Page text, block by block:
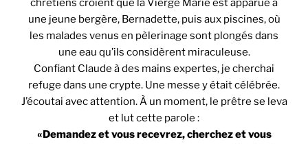
chrétiens croient que la Vierge Marie est apparue à
une jeune bergère, Bernadette, puis aux piscines, où
les malades venus en pèlerinage sont plongés dans
une eau qu’ils considèrent miraculeuse.
Confiant Claude à des mains expertes, je cherchai
refuge dans une crypte. Une messe y était célébrée.
J’écoutai avec attention. À un moment, le prêtre se leva
et lut cette parole :
«Demandez et vous recevrez, cherchez et vous